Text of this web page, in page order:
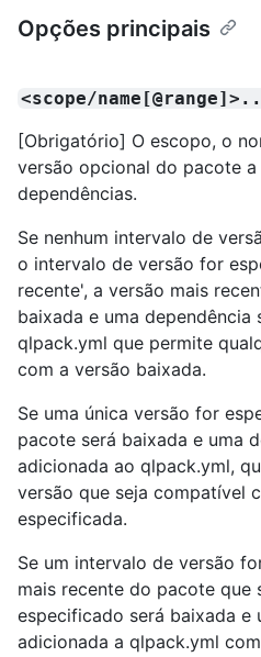
Opções principais
<scope/
[Obrigatório] O escopo, o
versão opcional do pacote
dependências.
Se nenhum intervalo de
o intervalo de versão for
recente', a versão mais
baixada e uma dependência
qlpack.yml que permite
com a versão baixada.
Se uma única versão for
pacote será baixada e uma
adicionada ao qlpack.yml,
versão que seja compatível
especificada.
Se um intervalo de versão
mais recente do pacote que
especificado será baixada e
adicionada a qlpack.yml